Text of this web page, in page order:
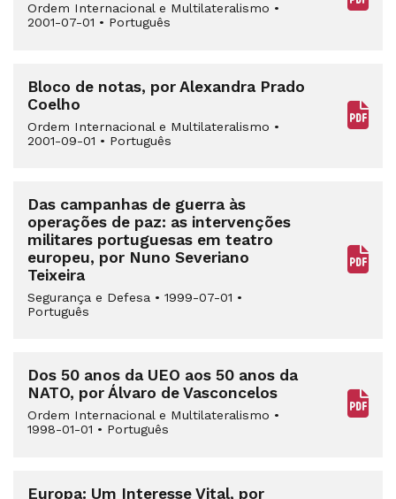
Ordem Internacional e Multilateralismo •
2001-07-01 • Português
Bloco de notas, por Alexandra Prado
Coelho
Ordem Internacional e Multilateralismo •
2001-09-01 • Português
Das campanhas de guerra às
operações de paz: as intervenções
militares portuguesas em teatro
europeu, por Nuno Severiano
Teixeira
Segurança e Defesa • 1999-07-01 •
Português
Dos 50 anos da UEO aos 50 anos da
NATO, por Álvaro de Vasconcelos
Ordem Internacional e Multilateralismo •
1998-01-01 • Português
Europa: Um Interesse Vital, por